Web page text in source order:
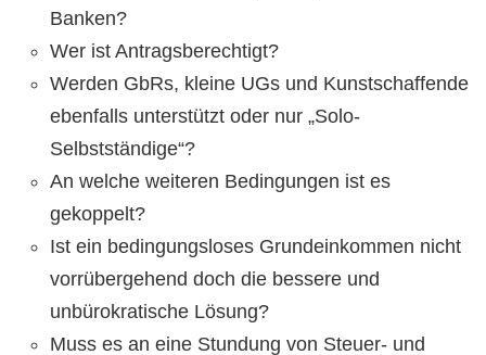
Banken?
Wer ist Antragsberechtigt?
Werden GbRs, kleine UGs und Kunstschaffende
ebenfalls unterstützt oder nur „Solo-
Selbstständige“?
An welche weiteren Bedingungen ist es
gekoppelt?
Ist ein bedingungsloses Grundeinkommen nicht
vorrübergehend doch die bessere und
unbürokratische Lösung?
Muss es an eine Stundung von Steuer- und